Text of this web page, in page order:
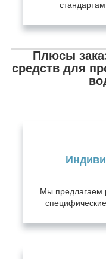
Плюсы
средств для
Мы предлагаем